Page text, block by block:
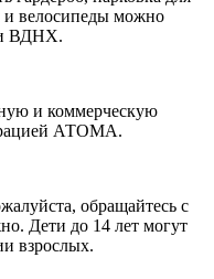
и велосипеды можно
ВДНХ.
и коммерческую
АТОМА.
обращайтесь с
Дети до 14 лет могут
взрослых.